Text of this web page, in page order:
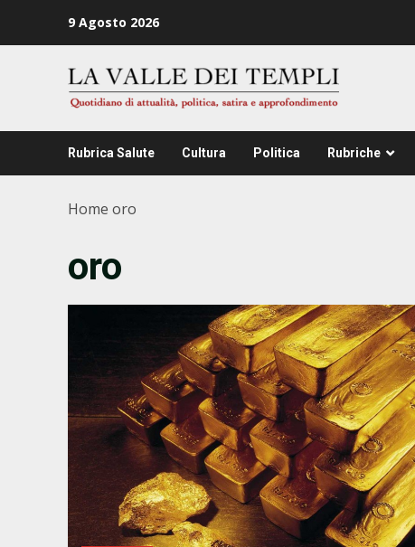
9 Agosto 2026
Rubrica Salute Cultura Politica Rubriche
Home oro
oro